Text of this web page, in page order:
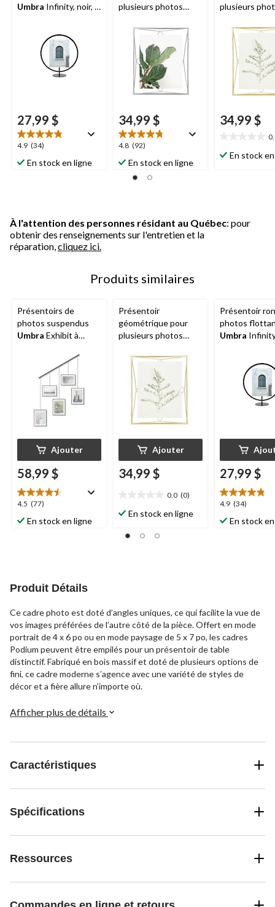
Umbra Infinity, noir, 5
27,99 $
4.9 (34)
4.9
étoile(s)
sur
En stock en ligne
plusieurs photos
chrome, 8 x 10 po
34,99 $
4.8 (92)
4.8
étoile(s)
sur
En stock en ligne
plusieurs
mat, 8 x 10 po
34,99 $
étoile(s)
En stock
À l'attention des personnes résidant au Québec: pour
obtenir des renseignements sur l'entretien et la
réparation, cliquez ici.
Produits similaires
Présentoirs de
photos suspendus
Umbra Exhibit à
31,2 x 1,2 po
Ajouter
58,99 $
4.5 (77)
4.5
étoile(s)
sur
En stock en ligne
Présentoir
géométrique pour
plusieurs photos
mat, 8 x 10 po
Ajouter
34,99 $
0.0 (0)
étoile(s)
5.
En stock en ligne
Présentoir
photos
Umbra
27,99 $
4.9 (34)
4.9
étoile(s)
sur
En stock
Produit Détails
Ce cadre photo est doté d’angles uniques, ce qui facilite la vue de
vos images préférées de l’autre côté de la pièce. Offert en mode
portrait de 4 x 6 po ou en mode paysage de 5 x 7 po, les cadres
Podium peuvent être empilés pour un présentoir de table
distinctif. Fabriqué en bois massif et doté de plusieurs options de
fini, ce cadre moderne s’agence avec une variété de styles de
décor et a fière allure n’importe où.
Afficher plus de détails
Caractéristiques
Spécifications
Ressources